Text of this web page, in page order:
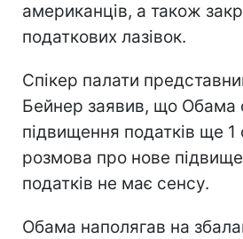
американців, а також
податкових лазівок.
Спікер палати
Бейнер заявив, що Обама
підвищення податків ще 1
розмова про нове
податків не має сенсу.
Обама наполягав на